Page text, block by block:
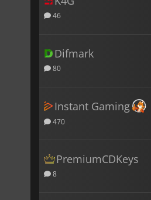
46
Difmark
80
Instant Gaming
470
PremiumCDKeys
8